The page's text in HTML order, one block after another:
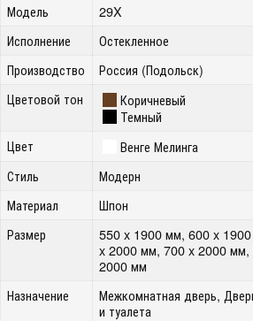
Модель
29X
Исполнение
Остекленное
Производство
Россия (Подольск)
Цветовой тон
Коричневый
Темный
Цвет
Венге Мелинга
Стиль
Модерн
Материал
Шпон
Размер
550 x 1900 мм, 600 x
x 2000 мм, 700 x 2000
2000 мм
Назначение
Межкомнатная дверь,
и туалета